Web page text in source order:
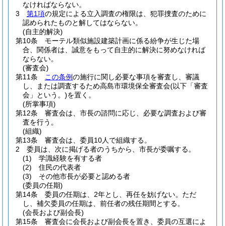
なければならない。
3
第1項の規定による立入調査の権限は、犯罪捜査のために
認められたものと解してはならない。
(自主的解決)
第10条
モーテル類似施設建築計画に係る紛争が生じた場
合、関係者は、誠意をもって自主的に解決に努めなければ
ならない。
(審査会)
第11条
この条例の施行に関し必要な事項を審査し、審議
し、または調査するため高島市環境保全審査会(以下「審査
会」という。)を置く。
(所掌事項)
第12条
審査会は、市長の諮問に応じ、必要な調査および審
査を行う。
(組織)
第13条
審査会は、委員10人で組織する。
2
委員は、次に掲げる者のうちから、市長が委嘱する。
(1)
学識経験を有する者
(2)
住民の代表者
(3)
その他市長が必要と認める者
(委員の任期)
第14条
委員の任期は、2年とし、再任を妨げない。 ただ
し、補欠委員の任期は、前任者の残任期間とする。
(会長および副会長)
第15条
審査会に会長および副会長を置き、委員の互選によ